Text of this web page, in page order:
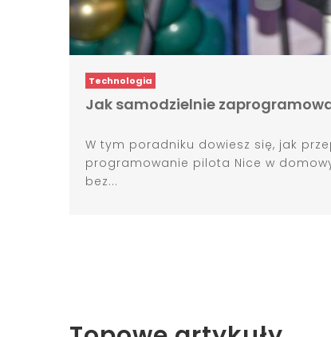
Technologia
Jak samodzielnie
W tym poradniku dowiesz się, jak
programowanie pilota Nice w
bez...